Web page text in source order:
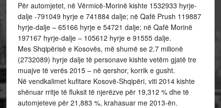
Për automjetet, në Vërmicë-Morinë kishte 1532933 hyrje-
dalje -791049 hyrje e 741884 dalje; në Qafë Prush 119887
hyrje-dalje – 65166 hyrje e 54721 dalje; në Qafë Morinë
197167 hyrje-dalje – 105612 hyrje e 91555 dalje.
Mes Shqipërisë e Kosovës, më shumë se 2.7 milionë
(2732089) hyrje dalje të personave kishte vetëm gjatë tre
muajve të verës 2015 – në qershor, korrik e gusht.
Në vendkalimet kufitare Kosovë-Shqipëri, viti 2014 kishte
shënuar rritje të fluksit të njerëzve për 19,312 % dhe të
automjeteve për 21,883 %, krahasuar me 2013-ën.